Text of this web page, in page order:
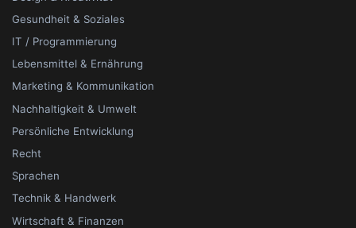
Gesundheit & Soziales
IT / Programmierung
Lebensmittel & Ernährung
Marketing & Kommunikation
Nachhaltigkeit & Umwelt
Persönliche Entwicklung
Recht
Sprachen
Technik & Handwerk
Wirtschaft & Finanzen